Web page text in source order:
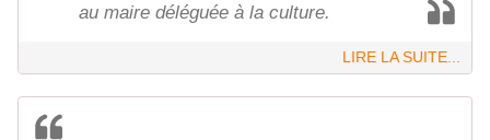
au maire déléguée à la culture.
LIRE LA SUITE...